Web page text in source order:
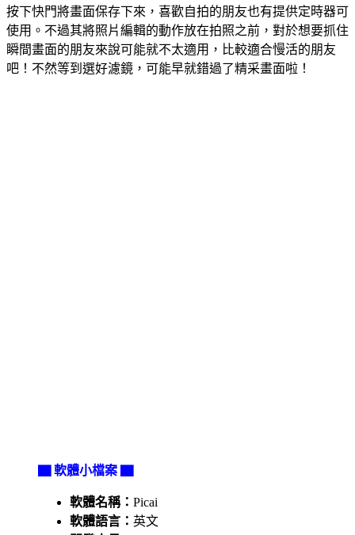
按下快門將畫面保存下來，喜歡自拍的朋友也有提供定時器可
使用。不過其將照片編輯的動作放在拍照之前，對於想要抓住
瞬間畫面的朋友來說可能就不太適用，比較適合慢活的朋友
吧！不然等到選好濾鏡，可能早就錯過了精采畫面啦！
▇ 軟體小檔案 ▇
軟體名稱： Picai
軟體語言： 英文